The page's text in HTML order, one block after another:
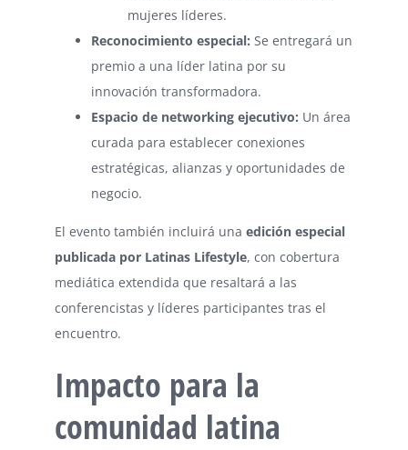
mujeres líderes.
Reconocimiento especial: Se entregará un
premio a una líder latina por su
innovación transformadora.
Espacio de networking ejecutivo: Un área
curada para establecer conexiones
estratégicas, alianzas y oportunidades de
negocio.
El evento también incluirá una edición especial
publicada por Latinas Lifestyle, con cobertura
mediática extendida que resaltará a las
conferencistas y líderes participantes tras el
encuentro.
Impacto para la
comunidad latina